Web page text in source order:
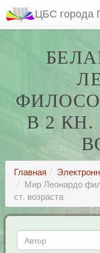
ЦБС города
В 2 КН.
Главная
Мир Леонардо
ст. возраста